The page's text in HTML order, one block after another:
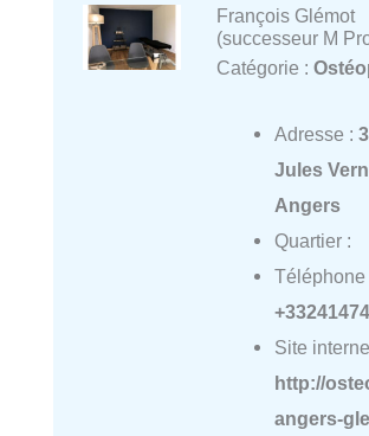
François Glémot
(successeur M
Catégorie :
Adresse :
Jules
Angers
Quartier :
Téléphone
Site
http://
angers-